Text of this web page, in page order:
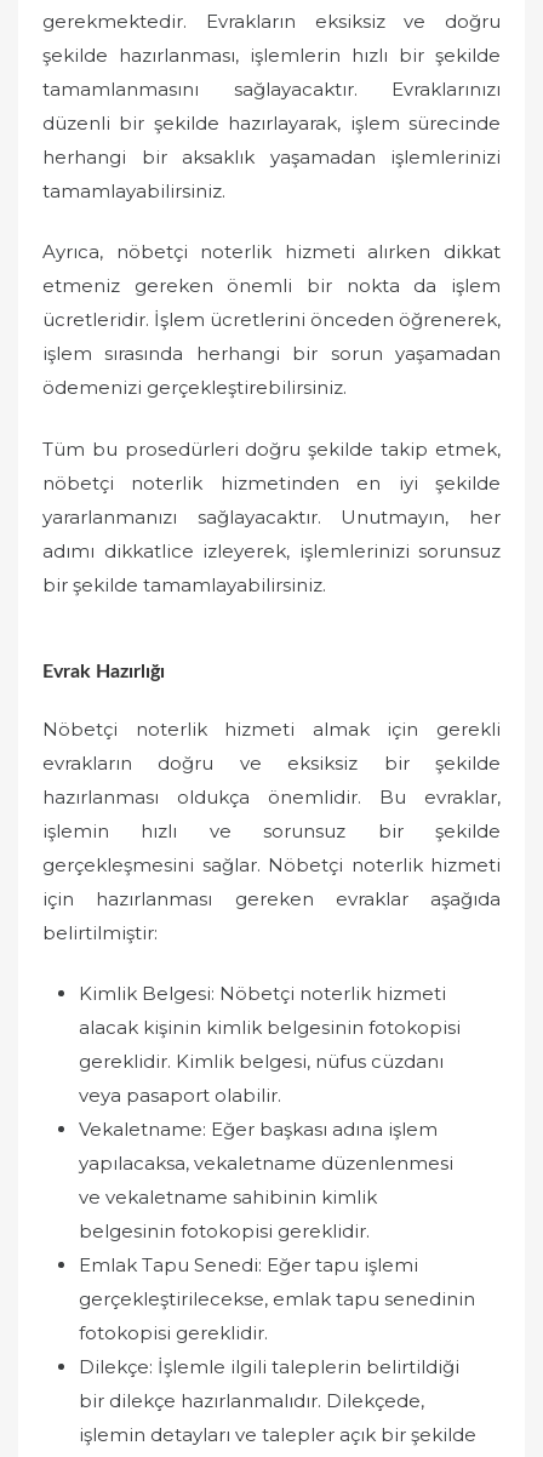
gerekmektedir. Evrakların eksiksiz ve doğru
şekilde hazırlanması, işlemlerin hızlı bir şekilde
tamamlanmasını sağlayacaktır. Evraklarınızı
düzenli bir şekilde hazırlayarak, işlem sürecinde
herhangi bir aksaklık yaşamadan işlemlerinizi
tamamlayabilirsiniz.
Ayrıca, nöbetçi noterlik hizmeti alırken dikkat
etmeniz gereken önemli bir nokta da işlem
ücretleridir. İşlem ücretlerini önceden öğrenerek,
işlem sırasında herhangi bir sorun yaşamadan
ödemenizi gerçekleştirebilirsiniz.
Tüm bu prosedürleri doğru şekilde takip etmek,
nöbetçi noterlik hizmetinden en iyi şekilde
yararlanmanızı sağlayacaktır. Unutmayın, her
adımı dikkatlice izleyerek, işlemlerinizi sorunsuz
bir şekilde tamamlayabilirsiniz.
Evrak Hazırlığı
Nöbetçi noterlik hizmeti almak için gerekli
evrakların doğru ve eksiksiz bir şekilde
hazırlanması oldukça önemlidir. Bu evraklar,
işlemin hızlı ve sorunsuz bir şekilde
gerçekleşmesini sağlar. Nöbetçi noterlik hizmeti
için hazırlanması gereken evraklar aşağıda
belirtilmiştir:
Kimlik Belgesi: Nöbetçi noterlik hizmeti
alacak kişinin kimlik belgesinin fotokopisi
gereklidir. Kimlik belgesi, nüfus cüzdanı
veya pasaport olabilir.
Vekaletname: Eğer başkası adına işlem
yapılacaksa, vekaletname düzenlenmesi
ve vekaletname sahibinin kimlik
belgesinin fotokopisi gereklidir.
Emlak Tapu Senedi: Eğer tapu işlemi
gerçekleştirilecekse, emlak tapu senedinin
fotokopisi gereklidir.
Dilekçe: İşlemle ilgili taleplerin belirtildiği
bir dilekçe hazırlanmalıdır. Dilekçede,
işlemin detayları ve talepler açık bir şekilde